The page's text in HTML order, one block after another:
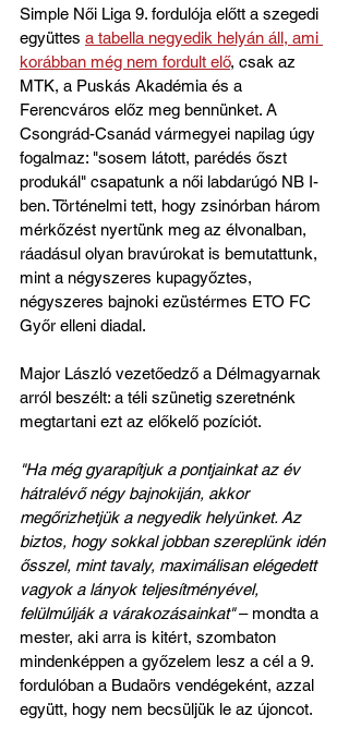
Simple Női Liga 9. fordulója előtt a szegedi
együttes a tabella negyedik helyán áll, ami
korábban még nem fordult elő, csak az
MTK, a Puskás Akadémia és a
Ferencváros előz meg bennünket. A
Csongrád-Csanád vármegyei napilag úgy
fogalmaz: "sosem látott, parédés őszt
produkál" csapatunk a női labdarúgó NB I-
ben. Történelmi tett, hogy zsinórban három
mérkőzést nyertünk meg az élvonalban,
ráadásul olyan bravúrokat is bemutattunk,
mint a négyszeres kupagyőztes,
négyszeres bajnoki ezüstérmes ETO FC
Győr elleni diadal.
Major László vezetőedző a Délmagyarnak
arról beszélt: a téli szünetig szeretnénk
megtartani ezt az előkelő pozíciót.
"Ha még gyarapítjuk a pontjainkat az év
hátralévő négy bajnokiján, akkor
megőrizhetjük a negyedik helyünket. Az
biztos, hogy sokkal jobban szereplünk idén
ősszel, mint tavaly, maximálisan elégedett
vagyok a lányok teljesítményével,
felülmúlják a várakozásainkat" – mondta a
mester, aki arra is kitért, szombaton
mindenképpen a győzelem lesz a cél a 9.
fordulóban a Budaörs vendégeként, azzal
együtt, hogy nem becsüljük le az újoncot.